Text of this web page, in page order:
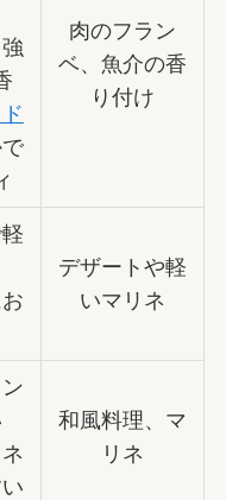
強
で
肉のフラン
ベ、魚介の香
り付け
デザートや軽
いマリネ
和風料理、マ
リネ